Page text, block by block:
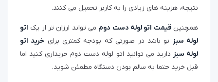
نتیجه، هزینه های زیادی را به کاربر تحمیل می کنند.
همچنینقیمت اتو لوله دست دوم می تواند ارزان تر از یک اتو
لوله سبز نو باشد در صورتی که بودجه کمتری برای خرید اتو
لوله سبز دارید می توانید اتو لوله دست دوم خریداری کنید اما
قبل خرید حتما به سالم بودن دستگاه مطمئن شوید.